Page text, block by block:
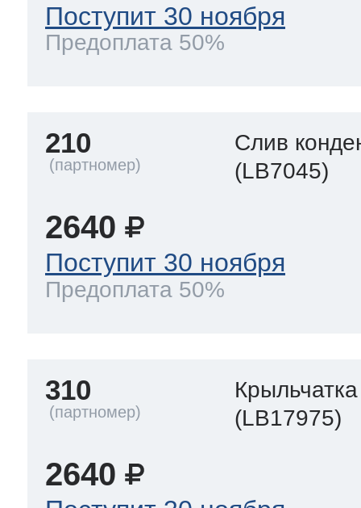
Поступит 30 ноября
Предоплата 50%
210
Слив
(LB7045)
2640
Поступит 30 ноября
Предоплата 50%
310
(LB17975)
2640